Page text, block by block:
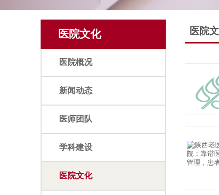
医院文化
医院概况
新闻动态
医师团队
学科建设
医院文化
医院